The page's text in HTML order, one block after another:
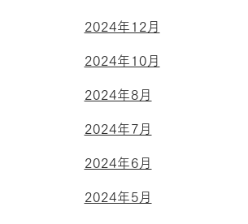
2024年12月
2024年10月
2024年8月
2024年7月
2024年6月
2024年5月